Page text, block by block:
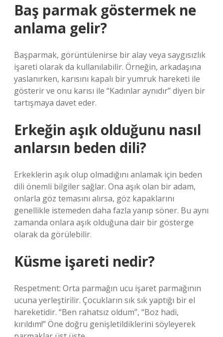
Baş parmak göstermek ne
anlama gelir?
Başparmak, görüntülenirse bir alay veya saygısızlık
işareti olarak da kullanılabilir. Örneğin, arkadaşına
yaslanırken, karısını kapalı bir yumruk hareketi ile
gösterir ve onu karısı ile “Kadınlar aynıdır” diyen bir
tartışmaya davet eder.
Erkeğin aşık olduğunu nasıl
anlarsın beden dili?
Erkeklerin aşık olup olmadığını anlamak için beden
dili önemli bilgiler sağlar. Ona aşık olan bir adam,
onlarla göz temasını alırsa, göz kapaklarını
genellikle istemeden daha fazla yanıp söner. Bu aynı
zamanda onlara aşık olduğuna dair bir gösterge
olarak da görülebilir.
Küsme işareti nedir?
Respetment: Orta parmağın ucu işaret parmağının
ucuna yerleştirilir. Çocukların sık sık yaptığı bir el
hareketidir. “Ben rahatsız oldum”, “Boz hadi,
kırıldım!” Öne doğru genişletildiklerini söyleyerek